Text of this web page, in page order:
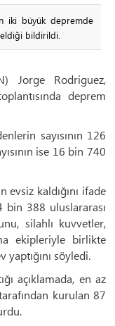
iki büyük depremde
bildirildi.
Jorge Rodriguez,
deprem
sayısının 126
ise 16 bin 740
kaldığını ifade
bin 388 uluslararası
silahlı kuvvetler,
ekipleriyle birlikte
söyledi.
açıklamada, en az
kurulan 87